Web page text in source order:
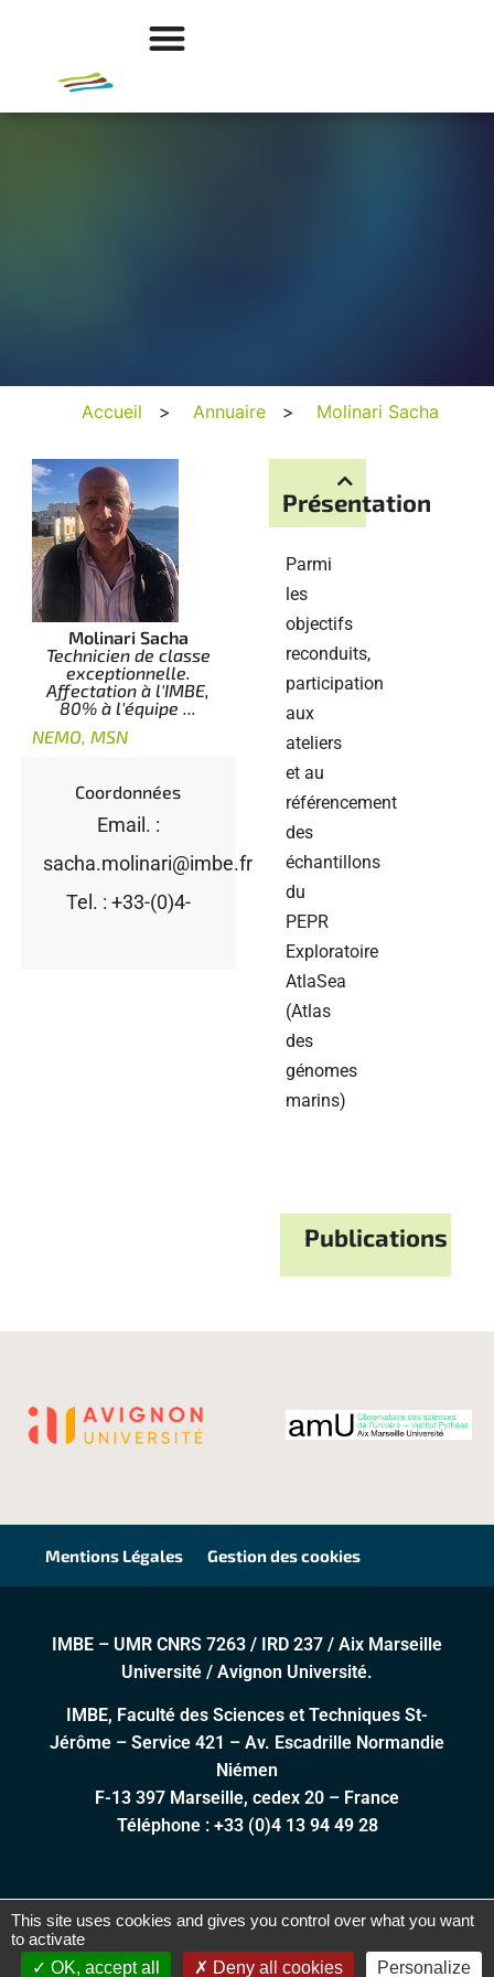
Accueil > Annuaire > Molinari Sacha
Molinari Sacha
Technicien de classe
exceptionnelle.
Affectation à l'IMBE,
80% à l'équipe ...
NEMO, MSN
Coordonnées
Email. :
sacha.molinari@imbe.fr
Tel. : +33-(0)4-
Présentation
Parmi
les
objectifs
reconduits,
participation
aux
ateliers
et au
référencement
des
échantillons
du
PEPR
Exploratoire
AtlaSea
(Atlas
des
génomes
marins)
Publications
Mentions Légales Gestion des cookies
IMBE – UMR CNRS 7263 / IRD 237 / Aix Marseille
Université / Avignon Université.
IMBE, Faculté des Sciences et Techniques St-
Jérôme – Service 421 – Av. Escadrille Normandie
Niémen
F-13 397 Marseille, cedex 20 – France
Téléphone : +33 (0)4 13 94 49 28
IMBE © 2024 – RéalisationPYMAC, l’agence qui vous
parle
This site uses cookies and gives you control over what you want
to activate
OK, accept all
Deny all cookies Personalize